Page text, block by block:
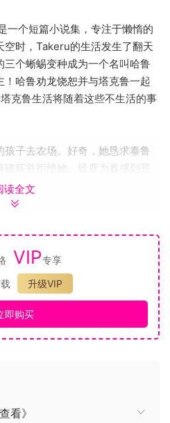
一个短篇小说集，专注于懒惰的
时，Takeru的生活发生了翻天
个蜥蜴变种成为一个名叫哈鲁
哈鲁劝龙饶恕并与塔克鲁一起
克鲁生活将随着这些不生活的事
子去农场。好奇，她恳求泰鲁
坏并拒绝她。铃鹿为春感到悲
起去海滩。
其中的问题。她征召为铃鹿的
，铃鹿鹿不知。及时完成甚至
的教会。在与她的猎手的面
以到达春。因此，一个不一样
本宗旨。
的三篇短篇！
读全文
VIP专享
升级VIP
即购买
看》